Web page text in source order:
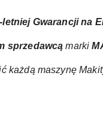
letniej Gwarancji na
sprzedawcą marki
każdą maszynę